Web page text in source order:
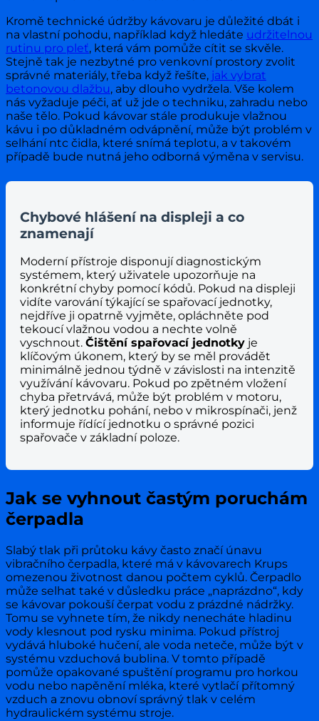
Kromě technické údržby kávovaru je důležité dbát i
na vlastní pohodu, například když hledáte udržitelnou
rutinu pro pleť, která vám pomůže cítit se skvěle.
Stejně tak je nezbytné pro venkovní prostory zvolit
správné materiály, třeba když řešíte, jak vybrat
betonovou dlažbu, aby dlouho vydržela. Vše kolem
nás vyžaduje péči, ať už jde o techniku, zahradu nebo
naše tělo. Pokud kávovar stále produkuje vlažnou
kávu i po důkladném odvápnění, může být problém v
selhání ntc čidla, které snímá teplotu, a v takovém
případě bude nutná jeho odborná výměna v servisu.
Chybové hlášení na displeji a co
znamenají
Moderní přístroje disponují diagnostickým
systémem, který uživatele upozorňuje na
konkrétní chyby pomocí kódů. Pokud na displeji
vidíte varování týkající se spařovací jednotky,
nejdříve ji opatrně vyjměte, opláchněte pod
tekoucí vlažnou vodou a nechte volně
vyschnout. Čištění spařovací jednotky je
klíčovým úkonem, který by se měl provádět
minimálně jednou týdně v závislosti na intenzitě
využívání kávovaru. Pokud po zpětném vložení
chyba přetrvává, může být problém v motoru,
který jednotku pohání, nebo v mikrospínači, jenž
informuje řídící jednotku o správné pozici
spařovače v základní poloze.
Jak se vyhnout častým poruchám
čerpadla
Slabý tlak při průtoku kávy často značí únavu
vibračního čerpadla, které má v kávovarech Krups
omezenou životnost danou počtem cyklů. Čerpadlo
může selhat také v důsledku práce „naprázdno“, kdy
se kávovar pokouší čerpat vodu z prázdné nádržky.
Tomu se vyhnete tím, že nikdy nenecháte hladinu
vody klesnout pod rysku minima. Pokud přístroj
vydává hluboké hučení, ale voda neteče, může být v
systému vzduchová bublina. V tomto případě
pomůže opakované spuštění programu pro horkou
vodu nebo napěnění mléka, které vytlačí přítomný
vzduch a znovu obnoví správný tlak v celém
hydraulickém systému stroje.